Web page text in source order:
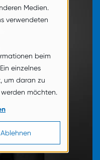
Medien.
verwendeten
beim
einzelnes
um daran zu
möchten.
Ablehnen